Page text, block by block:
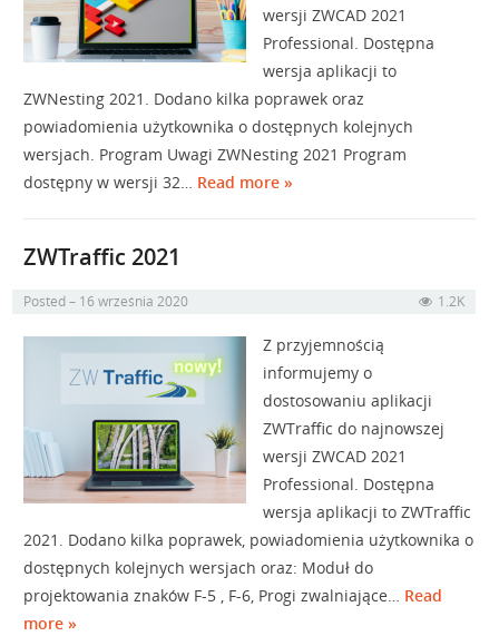
wersji ZWCAD 2021
Professional. Dostępna
wersja aplikacji to
ZWNesting 2021. Dodano kilka poprawek oraz
powiadomienia użytkownika o dostępnych kolejnych
wersjach. Program Uwagi ZWNesting 2021 Program
dostępny w wersji 32… Read more »
ZWTraffic 2021
Posted 16 września 2020 1.2K
Z przyjemnością
informujemy o
dostosowaniu aplikacji
ZWTraffic do najnowszej
wersji ZWCAD 2021
Professional. Dostępna
wersja aplikacji to ZWTraffic
2021. Dodano kilka poprawek, powiadomienia użytkownika o
dostępnych kolejnych wersjach oraz: Moduł do
projektowania znaków F-5 , F-6, Progi zwalniające… Read
more »